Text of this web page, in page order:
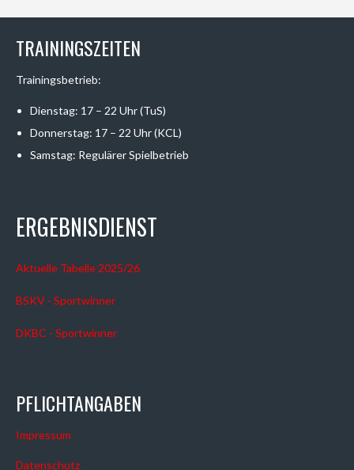
TRAININGSZEITEN
Trainingsbetrieb:
Dienstag: 17 – 22 Uhr (TuS)
Donnerstag: 17 – 22 Uhr (KCL)
Samstag: Regulärer Spielbetrieb
ERGEBNISDIENST
Aktuelle Tabelle 2025/26
BSKV - Sportwinner
DKBC - Sportwinner
PFLICHTANGABEN
Impressum
Datenschutz